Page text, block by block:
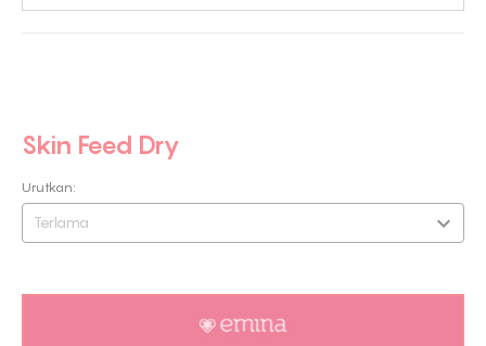
Skin Feed Dry
Urutkan:
Terlama